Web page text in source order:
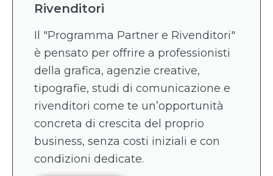
Rivenditori
Il "Programma Partner e Rivenditori"
è pensato per offrire a professionisti
della grafica, agenzie creative,
tipografie, studi di comunicazione e
rivenditori come te un’opportunità
concreta di crescita del proprio
business, senza costi iniziali e con
condizioni dedicate.